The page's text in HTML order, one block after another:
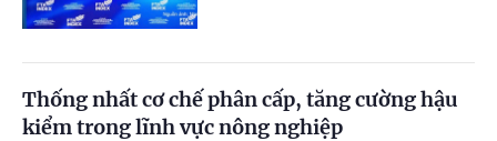
Thống nhất cơ chế phân cấp, tăng cường hậu
kiểm trong lĩnh vực nông nghiệp